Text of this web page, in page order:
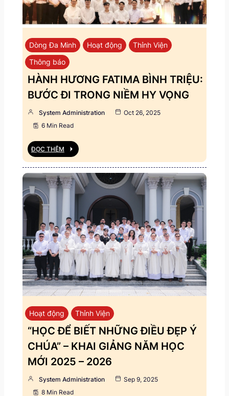
Dòng Đa Minh Hoạt động
Thỉnh Viện
Thông báo
HÀNH HƯƠNG FATIMA BÌNH TRIỆU:
BƯỚC ĐI TRONG NIỀM HY VỌNG
System Administration
Oct 26, 2025
6 Min Read
ĐỌC THÊM
Hoạt động Thỉnh Viện
“HỌC ĐỂ BIẾT NHỮNG ĐIỀU ĐẸP Ý
CHÚA” – KHAI GIẢNG NĂM HỌC
MỚI 2025 – 2026
System Administration
Sep 9, 2025
8 Min Read